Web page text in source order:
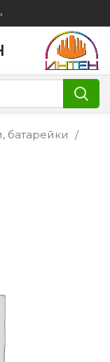
батарейки